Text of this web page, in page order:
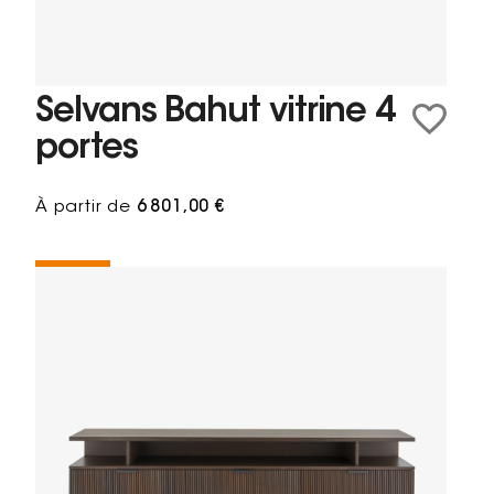
Selvans Bahut vitrine 4
portes
À partir de 6 801,00 €